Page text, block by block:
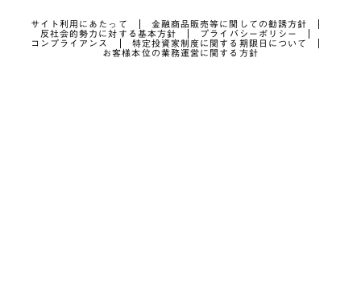
サイト利用にあたって
金融商品販売等に関しての勧誘方針
反社会的勢力に対する基本方針
プライバシーポリシー
コンプライアンス
特定投資家制度に関する期限日について
お客様本位の業務運営に関する方針